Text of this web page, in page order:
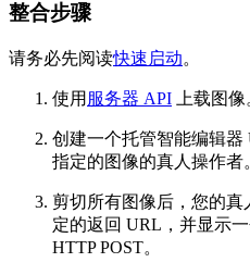
整合步骤
请务必先阅读快速启动。
使用 服务器 API 上载图像
创建一个托管智能编辑
指定的图像的真人操作者
剪切所有图像后，您的
定的返回 URL，并显示
HTTP POST。